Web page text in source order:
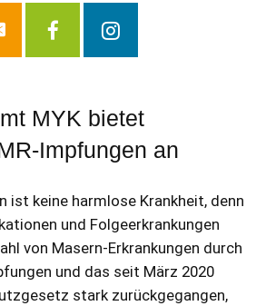
MYK bietet
Impfungen an
ist keine harmlose Krankheit, denn
und Folgeerkrankungen
von Masern-Erkrankungen durch
und das seit März 2020
stark zurückgegangen,